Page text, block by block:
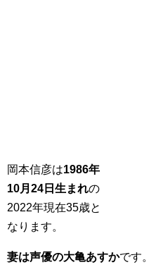
岡本信彦は1986年
10月24日生まれの
2022年現在35歳と
なります。
妻は声優の大亀あすかです。